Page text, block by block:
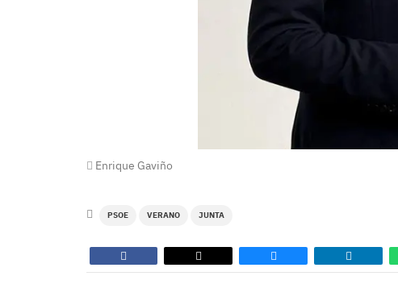
Enrique Gaviño
PSOE VERANO JUNTA